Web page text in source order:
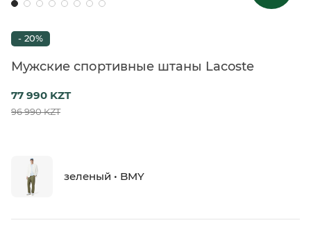
- 20%
Мужские спортивные штаны Lacoste
77 990 KZT
96 990 KZT
зеленый • BMY